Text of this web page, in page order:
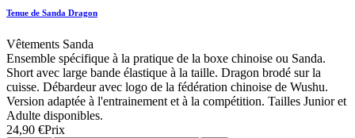
Tenue de Sanda Dragon
Vêtements Sanda
Ensemble spécifique à la pratique de la boxe chinoise ou Sanda.
Short avec large bande élastique à la taille. Dragon brodé sur la
cuisse. Débardeur avec logo de la fédération chinoise de Wushu.
Version adaptée à l'entrainement et à la compétition. Tailles Junior et
Adulte disponibles.
24,90 €Prix